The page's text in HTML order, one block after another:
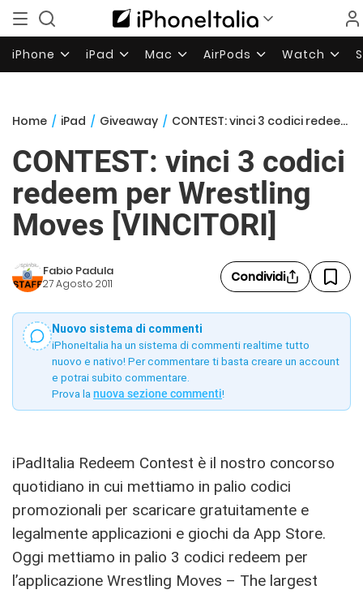
iPhone iPad Mac AirPods Watch
Home / iPad / Giveaway / CONTEST: vinci 3 codici redeem per Wrestling Moves [VINCITORI]
CONTEST: vinci 3 codici
redeem per Wrestling
Moves [VINCITORI]
Fabio Padula
27 Agosto 2011 Condividi
Nuovo sistema di commenti
iPhoneItalia ha un sistema di commenti realtime tutto
nuovo e nativo! Per commentare ti basta creare un account
e potrai subito commentare.
Prova la nuova sezione commenti!
iPadItalia Redeem Contest è il nostro concorso
quotidiano in cui mettiamo in palio codici
promozionali per scaricare gratuitamente e
legalmente applicazioni e giochi da App Store.
Oggi mettiamo in palio 3 codici redeem per
l’applicazione Wrestling Moves – The largest